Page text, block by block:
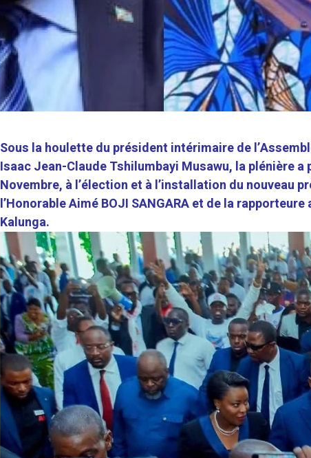
Sous la houlette du président intérimaire de
Isaac Jean-Claude Tshilumbayi Musawu, la plénière a
Novembre, à l’élection et à l’installation du nouveau
l’Honorable Aimé BOJI SANGARA et de la
Kalunga.